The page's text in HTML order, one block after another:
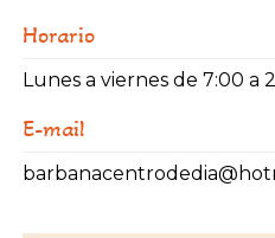
Horario
Lunes a viernes de 7:00 a
E-mail